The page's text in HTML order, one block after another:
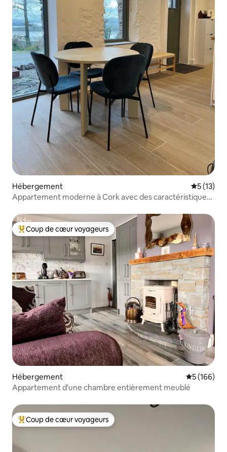
Hébergement
5 (13)
Appartement moderne à Cork avec des caractéristiques
Coups de cœur voyageurs les plus appréciés
Coup de cœur voyageurs
Hébergement Évaluation
5 (166)
Appartement d'une chambre entièrement meublé
Coups de cœur voyageurs les plus appréciés
Coup de cœur voyageurs